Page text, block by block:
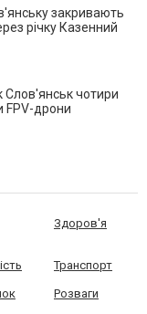
закривають
річку Казенний
Слов'янськ чотири
FPV-дрони
Здоров'я
Транспорт
Розваги